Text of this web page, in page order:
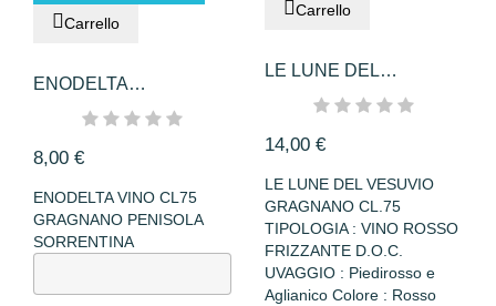
Carrello
ENODELTA
GRAGNANO
8,00 €
ENODELTA VINO CL75
GRAGNANO PENISOLA
SORRENTINA
Carrello
LE LUNE DEL
VESUVIO...
14,00 €
LE LUNE DEL VESUVIO
GRAGNANO CL.75
TIPOLOGIA : VINO ROSSO
FRIZZANTE D.O.C.
UVAGGIO : Piedirosso e
Aglianico Colore : Rosso